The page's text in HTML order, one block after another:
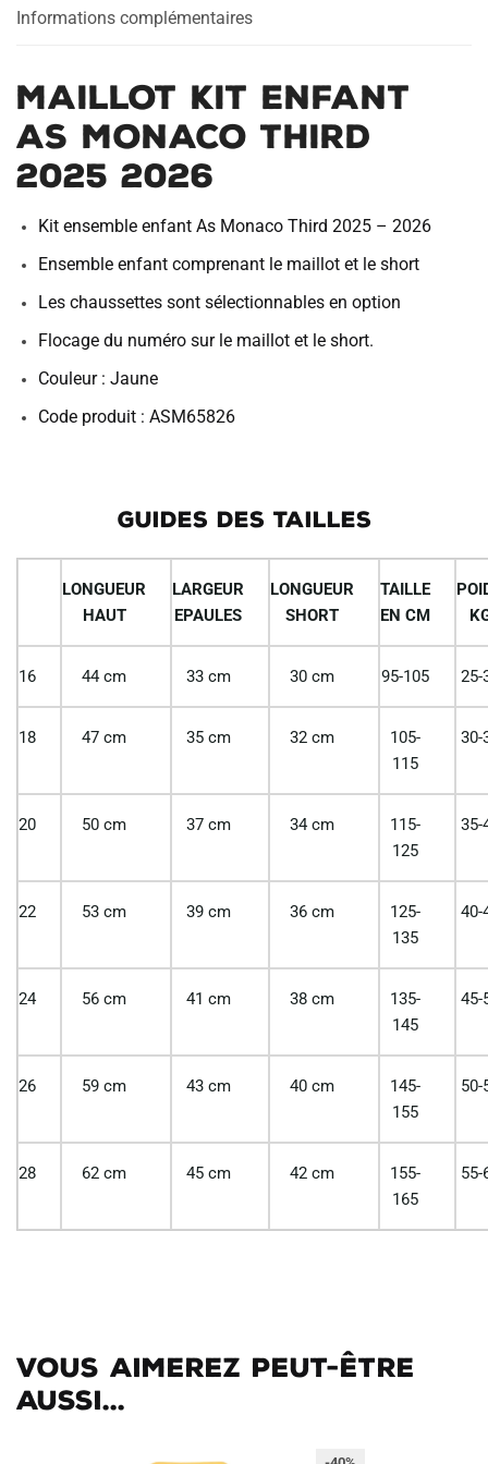
Informations complémentaires
Maillot Kit Enfant
AS Monaco Third
2025 2026
Kit ensemble enfant As Monaco Third 2025 – 2026
Ensemble enfant comprenant le maillot et le short
Les chaussettes sont sélectionnables en option
Flocage du numéro sur le maillot et le short.
Couleur : Jaune
Code produit : ASM65826
GUIDES DES TAILLES
LONGUEUR
HAUT
LARGEUR
EPAULES
LONGUEUR
SHORT
TAILLE
EN CM
16 44 cm 33 cm 30 cm 95-105 25-
18 47 cm 35 cm 32 cm
105-
115
30-
20 50 cm 37 cm 34 cm
115-
125
35-
22 53 cm 39 cm 36 cm
125-
135
40-
24 56 cm 41 cm 38 cm
135-
145
45-
26 59 cm 43 cm 40 cm
145-
155
50-
28 62 cm 45 cm 42 cm
155-
165
55-
Vous aimerez peut-être
aussi...